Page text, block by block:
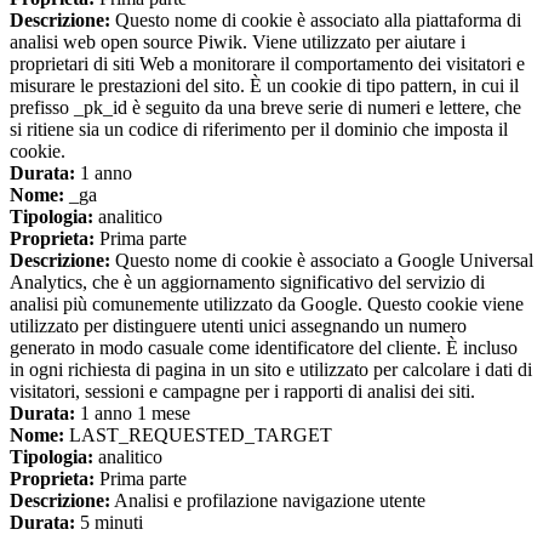
Descrizione: Questo nome di cookie è associato alla piattaforma di
analisi web open source Piwik. Viene utilizzato per aiutare i
proprietari di siti Web a monitorare il comportamento dei visitatori e
misurare le prestazioni del sito. È un cookie di tipo pattern, in cui il
prefisso _pk_id è seguito da una breve serie di numeri e lettere, che
si ritiene sia un codice di riferimento per il dominio che imposta il
cookie.
Durata: 1 anno
Nome: _ga
Tipologia: analitico
Proprieta: Prima parte
Descrizione: Questo nome di cookie è associato a Google Universal
Analytics, che è un aggiornamento significativo del servizio di
analisi più comunemente utilizzato da Google. Questo cookie viene
utilizzato per distinguere utenti unici assegnando un numero
generato in modo casuale come identificatore del cliente. È incluso
in ogni richiesta di pagina in un sito e utilizzato per calcolare i dati di
visitatori, sessioni e campagne per i rapporti di analisi dei siti.
Durata: 1 anno 1 mese
Nome: LAST_REQUESTED_TARGET
Tipologia: analitico
Proprieta: Prima parte
Descrizione: Analisi e profilazione navigazione utente
Durata: 5 minuti